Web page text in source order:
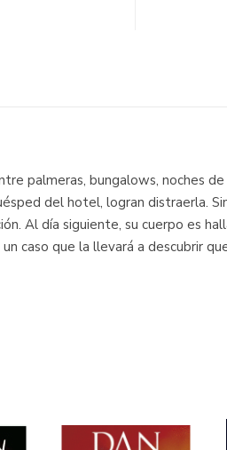
palmeras, bungalows, noches
del hotel, logran distraerla.
Al día siguiente, su cuerpo es
caso que la llevará a descubrir